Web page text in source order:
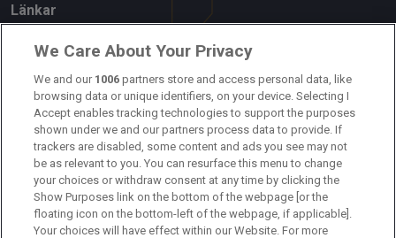
Länkar
Om oss
Kontakta oss
Kundtjänst
Sponsor: Rekatochklart
Annonsera på Fotbolldirekt
Redaktionell policy
We Care About Your Privacy
We and our 1006 partners store and access personal data, like
browsing data or unique identifiers, on your device. Selecting I
Accept enables tracking technologies to support the purposes
shown under we and our partners process data to provide. If
trackers are disabled, some content and ads you see may not
be as relevant to you. You can resurface this menu to change
your choices or withdraw consent at any time by clicking the
Show Purposes link on the bottom of the webpage [or the
floating icon on the bottom-left of the webpage, if applicable].
Your choices will have effect within our Website. For more